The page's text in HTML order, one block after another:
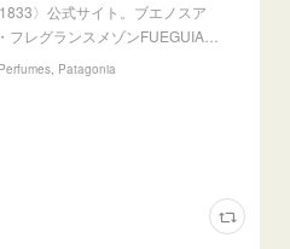
〉公式サイト。ブエノスア
フレグランスメゾンFUEGUIA…
Patagonia